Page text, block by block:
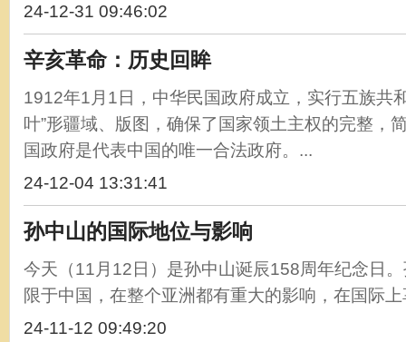
24-12-31 09:46:02
辛亥革命：历史回眸
1912年1月1日，中华民国政府成立，实行五族共
叶”形疆域、版图，确保了国家领土主权的完整，
国政府是代表中国的唯一合法政府。...
24-12-04 13:31:41
孙中山的国际地位与影响
今天（11月12日）是孙中山诞辰158周年纪念日
限于中国，在整个亚洲都有重大的影响，在国际
24-11-12 09:49:20